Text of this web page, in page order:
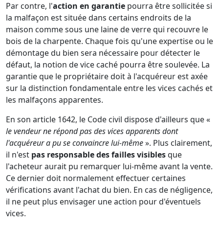
Par contre, l'action en garantie pourra être sollicitée si
la malfaçon est située dans certains endroits de la
maison comme sous une laine de verre qui recouvre le
bois de la charpente. Chaque fois qu'une expertise ou le
démontage du bien sera nécessaire pour détecter le
défaut, la notion de vice caché pourra être soulevée. La
garantie que le propriétaire doit à l'acquéreur est axée
sur la distinction fondamentale entre les vices cachés et
les malfaçons apparentes.
En son article 1642, le Code civil dispose d'ailleurs que «
le vendeur ne répond pas des vices apparents dont
l'acquéreur a pu se convaincre lui-même». Plus clairement,
il n'est pas responsable des failles visiblesque
l'acheteur aurait pu remarquer lui-même avant la vente.
Ce dernier doit normalement effectuer certaines
vérifications avant l'achat du bien. En cas de négligence,
il ne peut plus envisager une action pour d'éventuels
vices.